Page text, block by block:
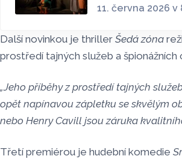
11. června 2026 v
Další novinkou je thriller Šedá zóna
prostředí tajných služeb a špionážních
„Jeho příběhy z prostředí tajných
opět napínavou zápletku se skvělým
nebo Henry Cavill jsou záruka
Třetí premiérou je hudební komedie